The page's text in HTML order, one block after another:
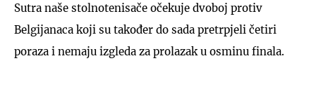
Sutra naše stolnotenisače očekuje dvoboj protiv
Belgijanaca koji su također do sada pretrpjeli četiri
poraza i nemaju izgleda za prolazak u osminu finala.